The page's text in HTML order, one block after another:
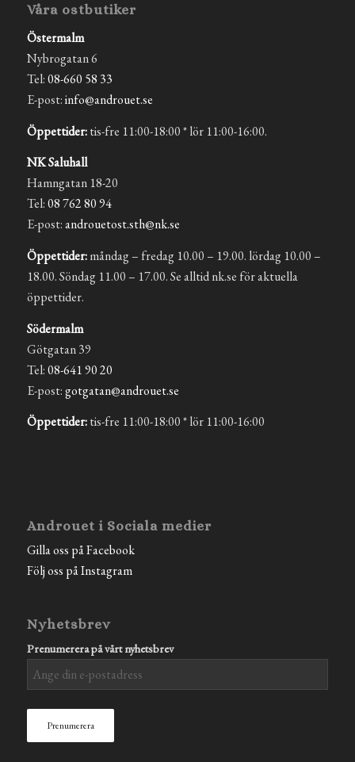
Våra ostbutiker
Östermalm
Nybrogatan 6
Tel:08-660 58 33
E-post:info@androuet.se
Öppettider:tis-fre 11:00-18:00 * lör 11:00-16:00.
NK Saluhall
Hamngatan 18-20
Tel:08 762 80 94
E-post:androuetost.sth@nk.se
Öppettider:måndag – fredag 10.00 – 19.00. lördag 10.00 –
18.00. Söndag 11.00 – 17.00. Se alltid nk.se för aktuella
öppettider.
Södermalm
Götgatan 39
Tel:08-641 90 20
E-post:gotgatan@androuet.se
Öppettider:tis-fre 11:00-18:00 * lör 11:00-16:00
Androuet i Sociala medier
Gilla oss på Facebook
Följ oss på Instagram
Nyhetsbrev
Prenumerera på vårt nyhetsbrev